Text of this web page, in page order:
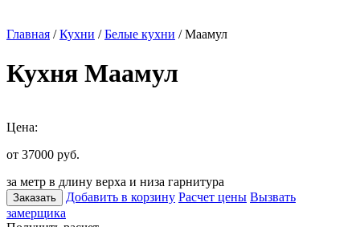
Главная /Кухни /Белые кухни / Маамул
Кухня Маамул
Цена:
от 37000 руб.
за метр в длину верха и низа гарнитура
Заказать Добавить в корзину Расчет цены Вызвать
замерщика